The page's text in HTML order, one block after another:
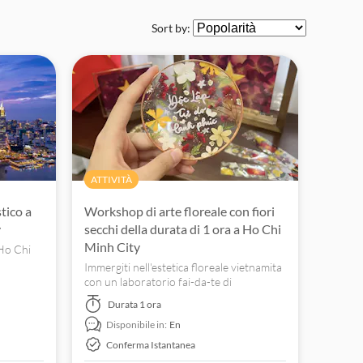
Sort by:
a
Chi
ATTIVITÀ
Workshop di arte floreale con fiori
secchi della durata di 1 ora a Ho Chi
Minh City
Immergiti nell'estetica floreale vietnamita
con un laboratorio fai-da-te di
composizioni floreali con fiori secchi. Crea
il tuo sottobicchiere o la tua cornice
artistica!
Durata 1 ora
Disponibile in: En
Conferma Istantanea